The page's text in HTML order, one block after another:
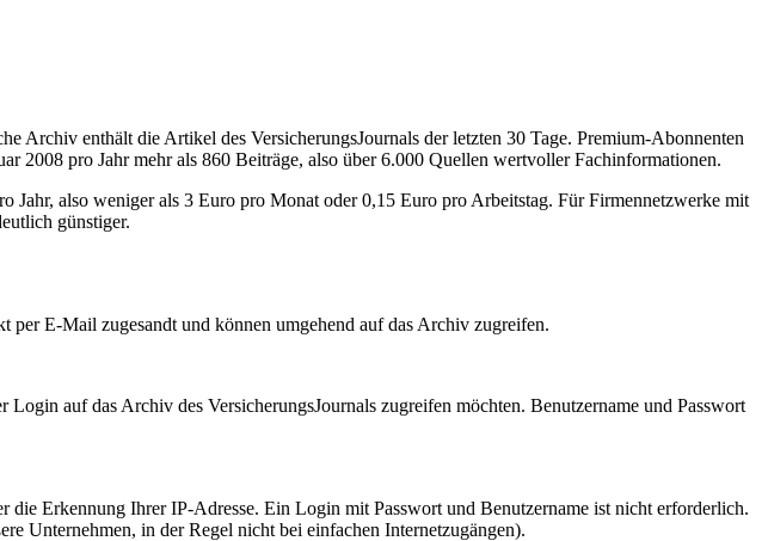
Archiv enthält die Artikel des VersicherungsJournals der letzten 30 Tage. Premium-Abonnenten
2008 pro Jahr mehr als 860 Beiträge, also über 6.000 Quellen wertvoller Fachinformationen.
also weniger als 3 Euro pro Monat oder 0,15 Euro pro Arbeitstag. Für Firmennetzwerke mit
günstiger.
per E-Mail zugesandt und können umgehend auf das Archiv zugreifen.
auf das Archiv des VersicherungsJournals zugreifen möchten. Benutzername und Passwort
Erkennung Ihrer IP-Adresse. Ein Login mit Passwort und Benutzername ist nicht erforderlich.
Unternehmen, in der Regel nicht bei einfachen Internetzugängen).